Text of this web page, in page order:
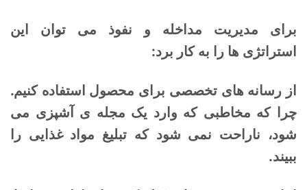
برای مدیریت مداخله و نفوذ می توان این
استراتژی ها را به کار برد:
از رسانه های تخصصی برای محصول استفاده کنیم.
چرا که مخاطبی که وارد یک مجله ی آشپزی می
شود، ناراحت نمی شود که تبلیغ مواد غذایی را
ببیند.